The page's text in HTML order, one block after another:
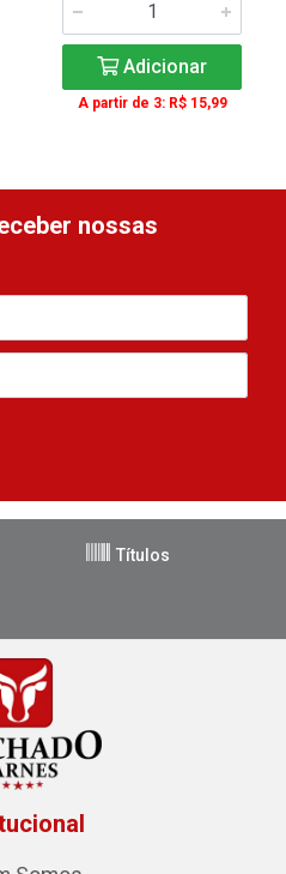
Adicionar
A partir de 3: R$ 15,99
nossas
Títulos